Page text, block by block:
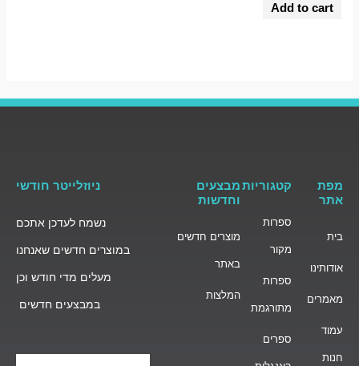
out
Add to cart
מפת
אתר
בית
אודותינו
מאמרים
עמוד
חנות
קטגוריות
ספרות
מקור
ספרות
מתורגמת
ספרים
מבצעים
וחדשות
מוצרים חדשים
באתר
המלצות
ניוזלייטר חודשי
נשמח לעדכן אתכם
במוצרים חדשים שאנחנו
מעלים מדי חודש וכן
במבצעים חדשים